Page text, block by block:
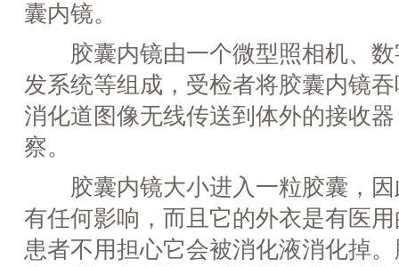
囊内镜。
胶囊内镜由一个微型照相机、数
发系统等组成，受检者将胶囊内镜
消化道图像无线传送到体外的接收
察。
胶囊内镜大小进入一粒胶囊，因
有任何影响，而且它的外衣是有医
患者不用担心它会被消化液消化掉